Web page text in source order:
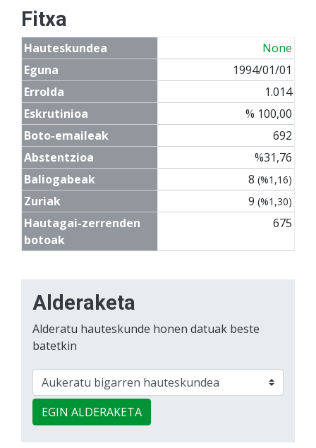
Fitxa
Hauteskundea
None
Eguna
1994/01/01
Errolda
1.014
Eskrutinioa
% 100,00
Boto-emaileak
692
Abstentzioa
%31,76
Baliogabeak
8 (%1,16)
Zuriak 9 (%1,30)
Hautagai-zerrenden
botoak
675
Alderaketa
Alderatu hauteskunde honen datuak beste
batetkin
EGIN ALDERAKETA